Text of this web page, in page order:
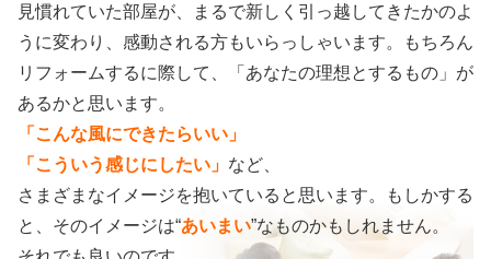
見慣れていた部屋が、まるで新しく引っ越してきたかのよ
うに変わり、感動される方もいらっしゃいます。もちろん
リフォームするに際して、「あなたの理想とするもの」が
あるかと思います。
「こんな風にできたらいい」
「こういう感じにしたい」 など、
さまざまなイメージを抱いていると思います。もしかする
と、そのイメージは“あいまい”なものかもしれません。